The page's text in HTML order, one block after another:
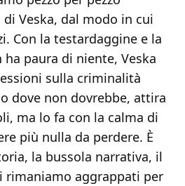
Veska, dal modo in cui
Con la testardaggine e la
paura di niente, Veska
sulla criminalità
dove non dovrebbe, attira
ma lo fa con la calma di
più nulla da perdere. È
la bussola narrativa, il
rimaniamo aggrappati per